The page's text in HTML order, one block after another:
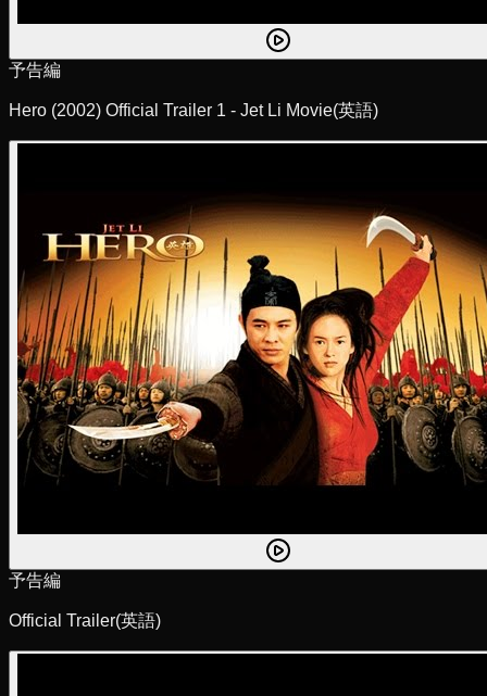
予告編
Hero (2002) Official Trailer 1 - Jet Li Movie(英語)
予告編
Official Trailer(英語)